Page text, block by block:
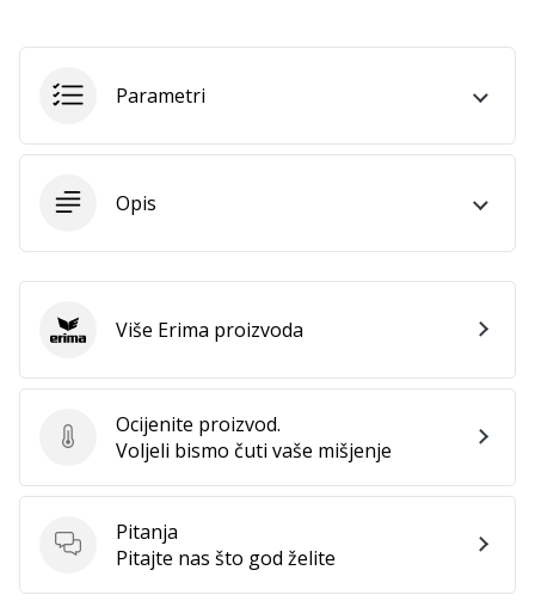
Postani
našeg
za
odbojku
odbojku
poput
Pridruži
se
brend
ambasador.
Prikaži
sve
Parametri
Opis
Ocijenite proizvod.
Ocijenite proizvod.
Voljeli bismo čuti vaše mišjenje
Pitanja
Pitanja
Pitajte nas što god želite
Erima Više Erima proizvoda